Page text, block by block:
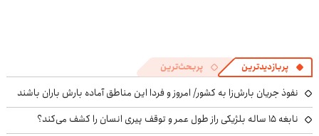
پربازدیدترین پربحث‌ترین
نفوذ جریان بارش‌زا به کشور/ امروز و فردا این مناطق آماده بارش باران باشند
نابغه ۱۵ ساله بلژیکی راز طول عمر و توقف پیری انسان را کشف می‌کند؟